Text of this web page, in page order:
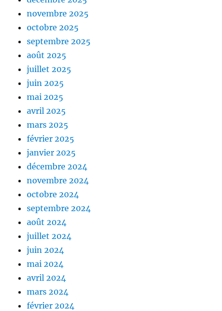
novembre 2025
octobre 2025
septembre 2025
août 2025
juillet 2025
juin 2025
mai 2025
avril 2025
mars 2025
février 2025
janvier 2025
décembre 2024
novembre 2024
octobre 2024
septembre 2024
août 2024
juillet 2024
juin 2024
mai 2024
avril 2024
mars 2024
février 2024